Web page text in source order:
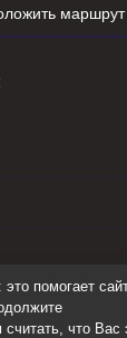
маршрут
помогает
что Вас